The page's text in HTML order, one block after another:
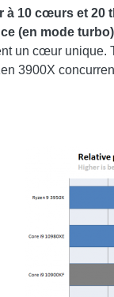
10 cœurs et 20
(en mode
un cœur unique.
3900X